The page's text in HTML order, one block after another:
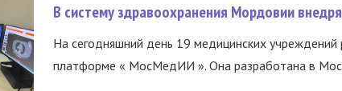
В систему здравоохранения Мордовии
На сегодняшний день 19 медицинских
платформе « МосМедИИ ». Она разработана в